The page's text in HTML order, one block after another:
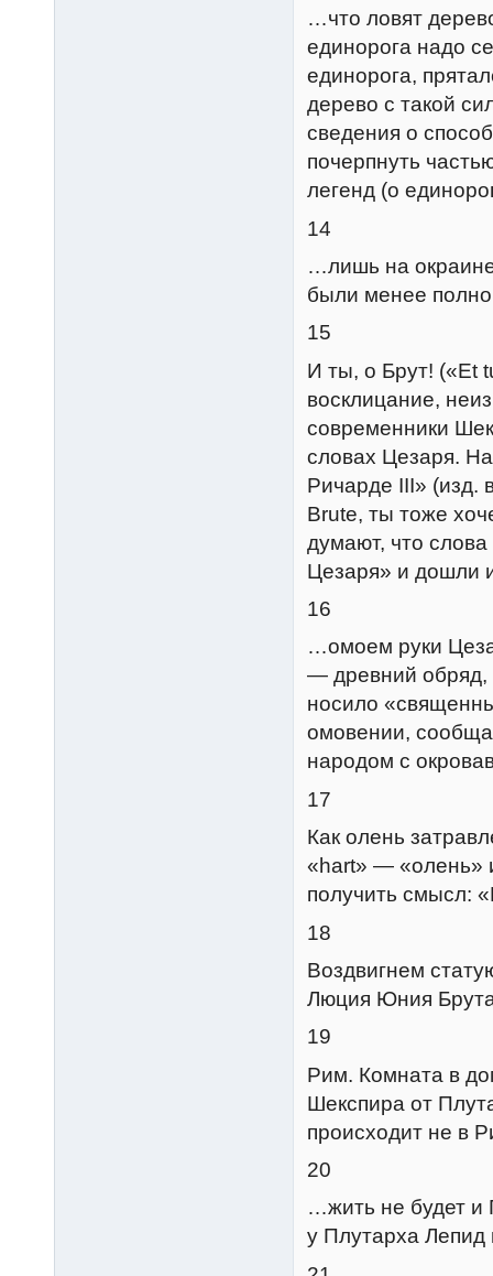
…что ловят
единорога надо
единорога,
дерево с такой
сведения о
почерпнуть
легенд (о
14
…лишь на
были менее
15
И ты, о Брут! («Et
восклицание,
современники
словах Цезаря.
Ричарде III» (изд.
Brute, ты тоже
думают, что
Цезаря» и дошли
16
…омоем руки
— древний обряд,
носило
омовении,
народом с
17
Как олень
«hart» — «олень»
получить смысл:
18
Воздвигнем
Люция Юния
19
Рим. Комната в
Шекспира от
происходит не в
20
…жить не будет
у Плутарха